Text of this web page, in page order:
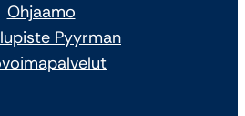
Ohjaamo
Pyyrman